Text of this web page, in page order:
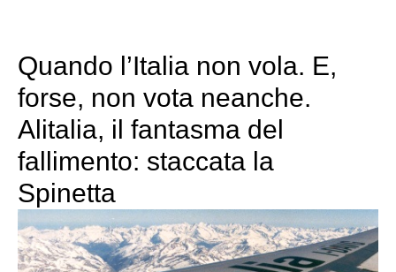
Quando l’Italia non vola. E,
forse, non vota neanche.
Alitalia, il fantasma del
fallimento: staccata la
Spinetta